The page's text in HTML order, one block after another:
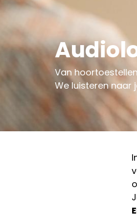
Van
We luisteren naar